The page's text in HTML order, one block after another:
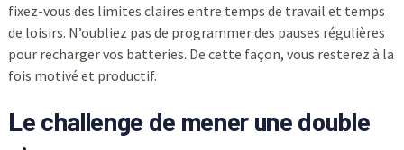
fixez-vous des limites claires entre temps de travail et temps
de loisirs. N’oubliez pas de programmer des pauses régulières
pour recharger vos batteries. De cette façon, vous resterez à la
fois motivé et productif.
Le challenge de mener une double